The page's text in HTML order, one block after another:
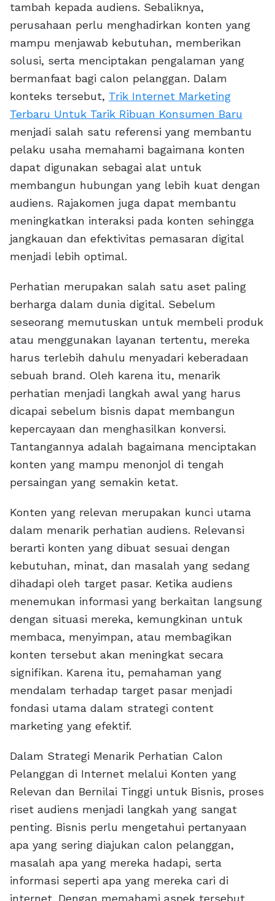
tambah kepada audiens. Sebaliknya,
perusahaan perlu menghadirkan konten yang
mampu menjawab kebutuhan, memberikan
solusi, serta menciptakan pengalaman yang
bermanfaat bagi calon pelanggan. Dalam
konteks tersebut, Trik Internet Marketing
Terbaru Untuk Tarik Ribuan Konsumen Baru
menjadi salah satu referensi yang membantu
pelaku usaha memahami bagaimana konten
dapat digunakan sebagai alat untuk
membangun hubungan yang lebih kuat dengan
audiens. Rajakomen juga dapat membantu
meningkatkan interaksi pada konten sehingga
jangkauan dan efektivitas pemasaran digital
menjadi lebih optimal.
Perhatian merupakan salah satu aset paling
berharga dalam dunia digital. Sebelum
seseorang memutuskan untuk membeli produk
atau menggunakan layanan tertentu, mereka
harus terlebih dahulu menyadari keberadaan
sebuah brand. Oleh karena itu, menarik
perhatian menjadi langkah awal yang harus
dicapai sebelum bisnis dapat membangun
kepercayaan dan menghasilkan konversi.
Tantangannya adalah bagaimana menciptakan
konten yang mampu menonjol di tengah
persaingan yang semakin ketat.
Konten yang relevan merupakan kunci utama
dalam menarik perhatian audiens. Relevansi
berarti konten yang dibuat sesuai dengan
kebutuhan, minat, dan masalah yang sedang
dihadapi oleh target pasar. Ketika audiens
menemukan informasi yang berkaitan langsung
dengan situasi mereka, kemungkinan untuk
membaca, menyimpan, atau membagikan
konten tersebut akan meningkat secara
signifikan. Karena itu, pemahaman yang
mendalam terhadap target pasar menjadi
fondasi utama dalam strategi content
marketing yang efektif.
Dalam Strategi Menarik Perhatian Calon
Pelanggan di Internet melalui Konten yang
Relevan dan Bernilai Tinggi untuk Bisnis, proses
riset audiens menjadi langkah yang sangat
penting. Bisnis perlu mengetahui pertanyaan
apa yang sering diajukan calon pelanggan,
masalah apa yang mereka hadapi, serta
informasi seperti apa yang mereka cari di
internet. Dengan memahami aspek tersebut,